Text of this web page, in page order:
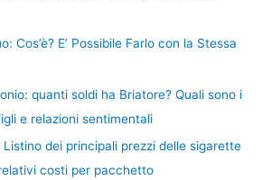
Cos’è? E’ Possibile Farlo con la Stessa
quanti soldi ha Briatore? Quali sono i
e relazioni sentimentali
dei principali prezzi delle sigarette
costi per pacchetto